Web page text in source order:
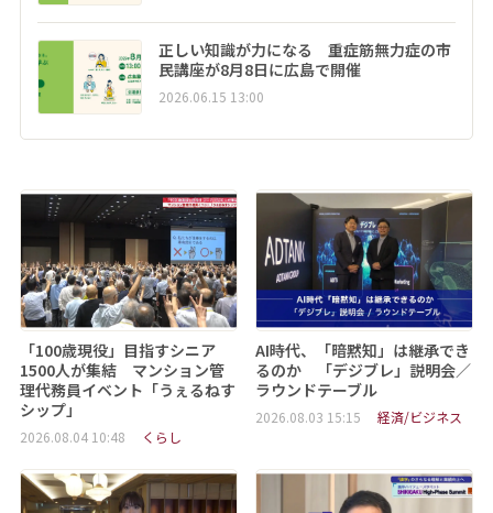
正しい知識が力になる 重症筋無力症の市
民講座が8月8日に広島で開催
2026.06.15 13:00
「100歳現役」目指すシニア
1500人が集結 マンション管
理代務員イベント「うぇるねす
シップ」
2026.08.04 10:48 くらし
AI時代、「暗黙知」は継承でき
るのか 「デジブレ」説明会／
ラウンドテーブル
2026.08.03 15:15 経済/ビジネス